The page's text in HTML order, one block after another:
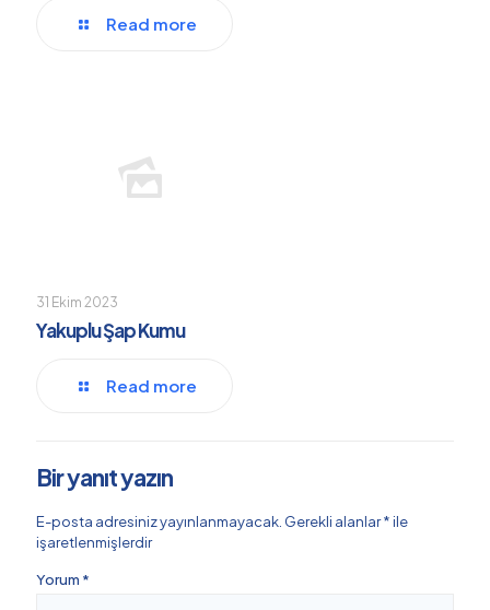
Read more
31 Ekim 2023
Yakuplu Şap Kumu
Read more
Bir yanıt yazın
E-posta adresiniz yayınlanmayacak. Gerekli alanlar*ile
işaretlenmişlerdir
Yorum *